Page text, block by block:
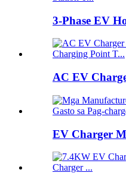
3-Phase EV
AC EV
EV Charger